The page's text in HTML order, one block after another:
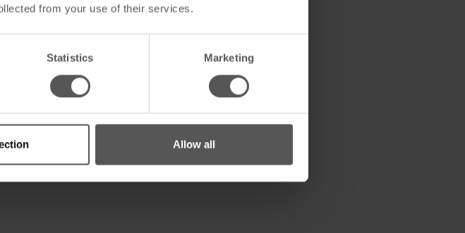
from your use of their services.
Statistics Marketing
Allow all